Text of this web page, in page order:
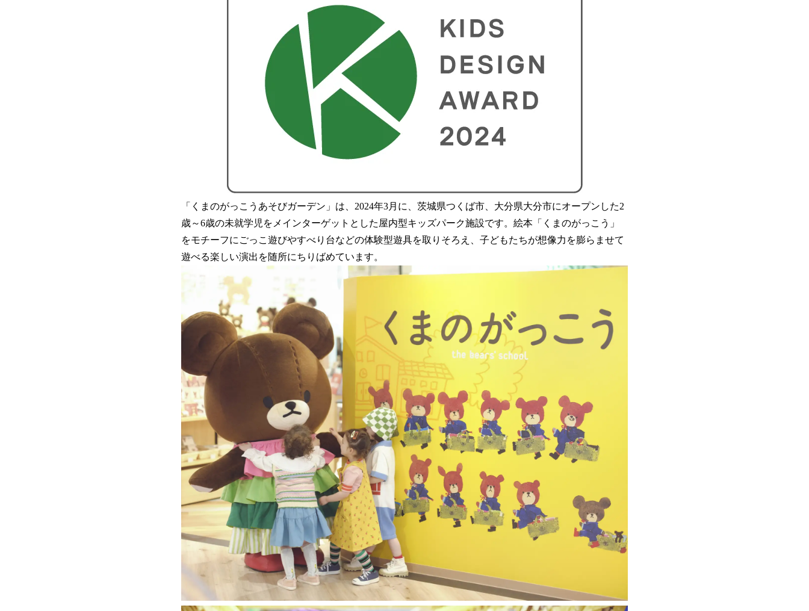
「くまのがっこうあそびガーデン」は、2024年3月に、茨城県つくば市、大分県大分市にオープンした2
歳～6歳の未就学児をメインターゲットとした屋内型キッズパーク施設です。絵本「くまのがっこう」
をモチーフにごっこ遊びやすべり台などの体験型遊具を取りそろえ、子どもたちが想像力を膨らませて
遊べる楽しい演出を随所にちりばめています。